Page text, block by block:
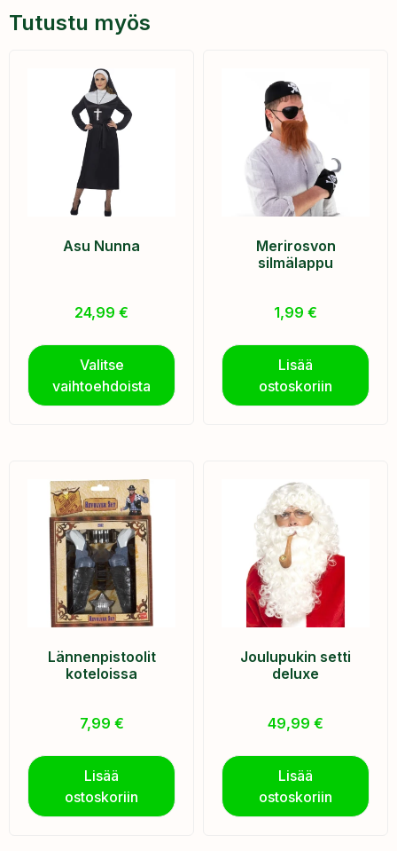
Tutustu myös
Asu Nunna
24,99 €
Valitse
vaihtoehdoista
Merirosvon
silmälappu
1,99 €
Lisää
ostoskoriin
Lännenpistoolit
koteloissa
7,99 €
Lisää
ostoskoriin
Joulupukin setti
deluxe
49,99 €
Lisää
ostoskoriin